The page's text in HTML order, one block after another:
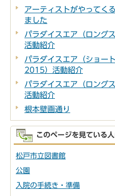
アーティストがやって
ました
パラダイスエア（ロング
活動紹介
パラダイスエア（ショー
2015）活動紹介
パラダイスエア（ロング
活動紹介
根本壁画通り
このページを見ている
松戸市立図書館
公園
入院の手続き・準備